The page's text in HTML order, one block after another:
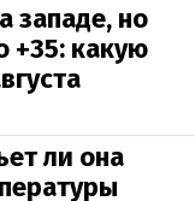
западе, но
+35: какую
ли она